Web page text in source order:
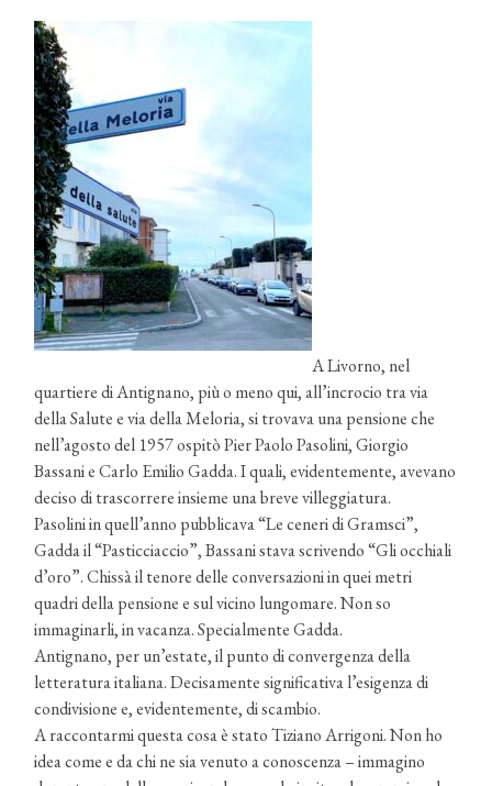
A Livorno, nel
quartiere di Antignano, più o meno qui, all’incrocio tra via
della Salute e via della Meloria, si trovava una pensione che
nell’agosto del 1957 ospitò Pier Paolo Pasolini, Giorgio
Bassani e Carlo Emilio Gadda. I quali, evidentemente, avevano
deciso di trascorrere insieme una breve villeggiatura.
Pasolini in quell’anno pubblicava “Le ceneri di Gramsci”,
Gadda il “Pasticciaccio”, Bassani stava scrivendo “Gli occhiali
d’oro”. Chissà il tenore delle conversazioni in quei metri
quadri della pensione e sul vicino lungomare. Non so
immaginarli, in vacanza. Specialmente Gadda.
Antignano, per un’estate, il punto di convergenza della
letteratura italiana. Decisamente significativa l’esigenza di
condivisione e, evidentemente, di scambio.
A raccontarmi questa cosa è stato Tiziano Arrigoni. Non ho
idea come e da chi ne sia venuto a conoscenza – immagino